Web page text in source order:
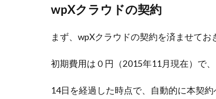
wpXクラウドの契約
まず、wpXクラウドの契約を済ませてお
初期費用は０円（2015年11月現在）で
14日を経過した時点で、自動的に本契約